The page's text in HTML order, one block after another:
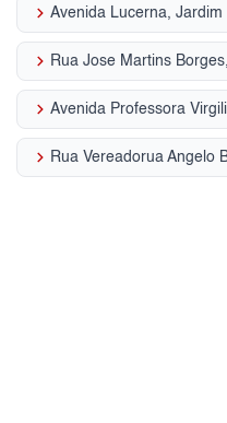
keyboard_arrow_right Avenida Lucerna,
keyboard_arrow_right
keyboard_arrow_right
keyboard_arrow_right